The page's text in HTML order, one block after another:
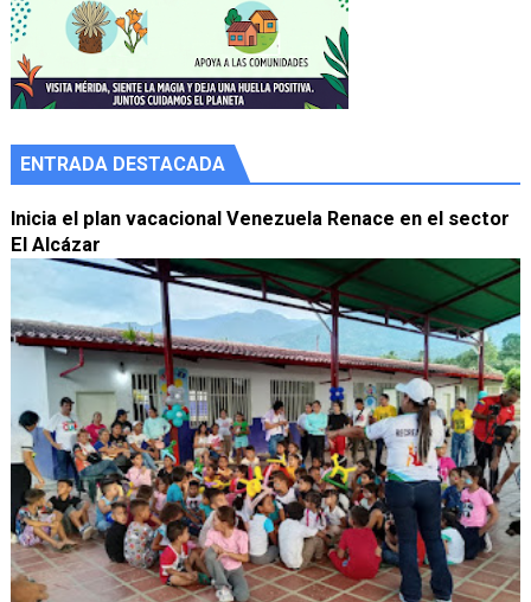
ENTRADA DESTACADA
Inicia el plan vacacional Venezuela Renace en el sector
El Alcázar